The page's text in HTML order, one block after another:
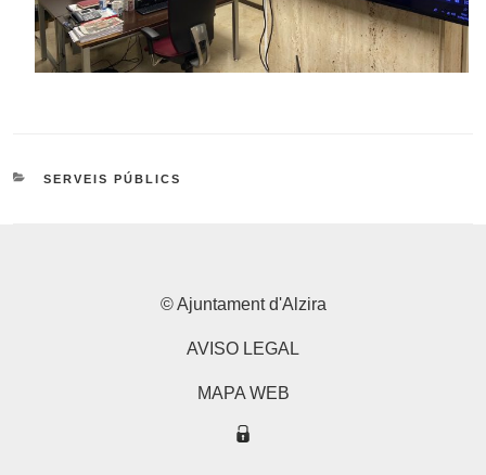
CATEGORIES
SERVEIS PÚBLICS
© Ajuntament d'Alzira
AVISO LEGAL
MAPA WEB